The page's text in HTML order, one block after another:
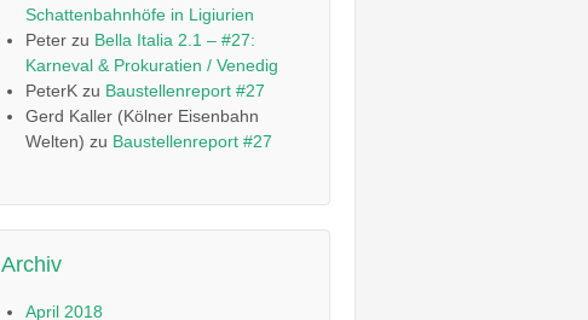
Schattenbahnhöfe in Ligiurien
Peter zu Bella Italia 2.1 – #27:
Karneval & Prokuratien / Venedig
PeterK zu Baustellenreport #27
Gerd Kaller (Kölner Eisenbahn
Welten) zu Baustellenreport #27
Archiv
April 2018